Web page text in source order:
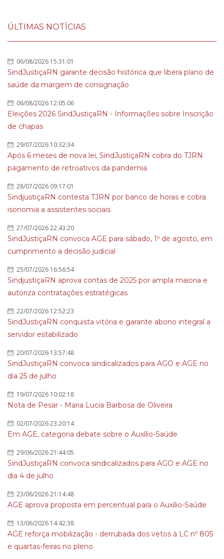
ÚLTIMAS NOTÍCIAS
06/08/2026 15:31:01
SindJustiçaRN garante decisão histórica que libera plano de
saúde da margem de consignação
06/08/2026 12:05:06
Eleições 2026 SindJustiçaRN - Informações sobre Inscrição
de chapas
29/07/2026 10:32:34
Após 6 meses de nova lei, SindJustiçaRN cobra do TJRN
pagamento de retroativos da pandemia
28/07/2026 09:17:01
SindjustiçaRN contesta TJRN por banco de horas e cobra
isonomia a assistentes sociais
27/07/2026 22:43:20
SindJustiçaRN convoca AGE para sábado, 1º de agosto, em
cumprimento a decisão judicial
25/07/2026 16:56:54
SindjustiçaRN aprova contas de 2025 por ampla maioria e
autoriza contratações estratégicas
22/07/2026 12:52:23
SindJustiçaRN conquista vitória e garante abono integral a
servidor estabilizado
20/07/2026 13:57:48
SindJustiçaRN convoca sindicalizados para AGO e AGE no
dia 25 de julho
19/07/2026 10:02:18
Nota de Pesar - Maria Lucia Barbosa de Oliveira
02/07/2026 23:20:14
Em AGE, categoria debate sobre o Auxílio-Saúde
29/06/2026 21:44:05
SindJustiçaRN convoca sindicalizados para AGO e AGE no
dia 4 de julho
23/06/2026 21:14:48
AGE aprova proposta em percentual para o Auxílio-Saúde
13/06/2026 14:42:38
AGE reforça mobilização - derrubada dos vetos à LC nº 805
e quartas-feiras no pleno